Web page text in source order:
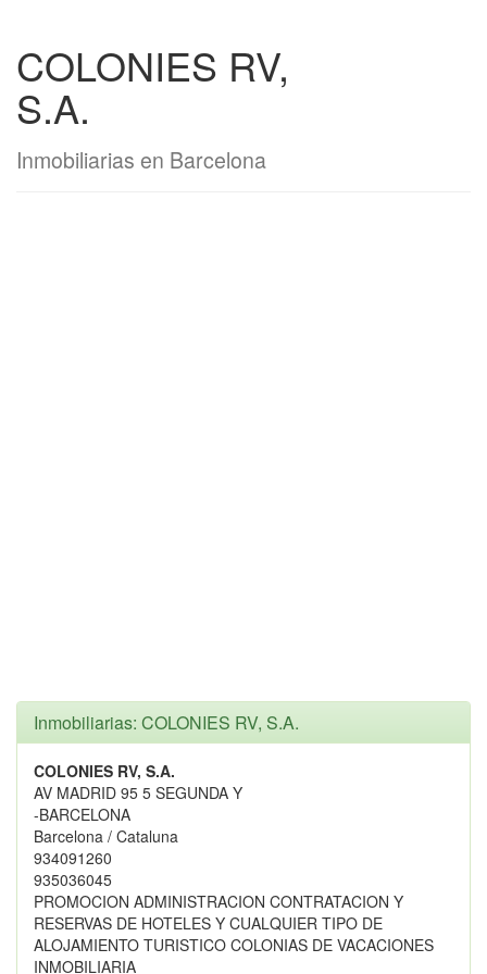
COLONIES RV,
S.A.
Inmobiliarias en Barcelona
Inmobiliarias: COLONIES RV, S.A.
COLONIES RV, S.A.
AV MADRID 95 5 SEGUNDA Y
-BARCELONA
Barcelona / Cataluna
934091260
935036045
PROMOCION ADMINISTRACION CONTRATACION Y
RESERVAS DE HOTELES Y CUALQUIER TIPO DE
ALOJAMIENTO TURISTICO COLONIAS DE VACACIONES
INMOBILIARIA